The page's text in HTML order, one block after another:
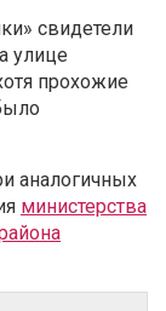
свидетели
улице
прохожие
аналогичных
министерства